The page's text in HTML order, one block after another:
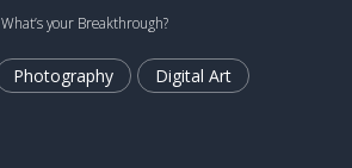
What’s your Breakthrough?
Photography Digital Art